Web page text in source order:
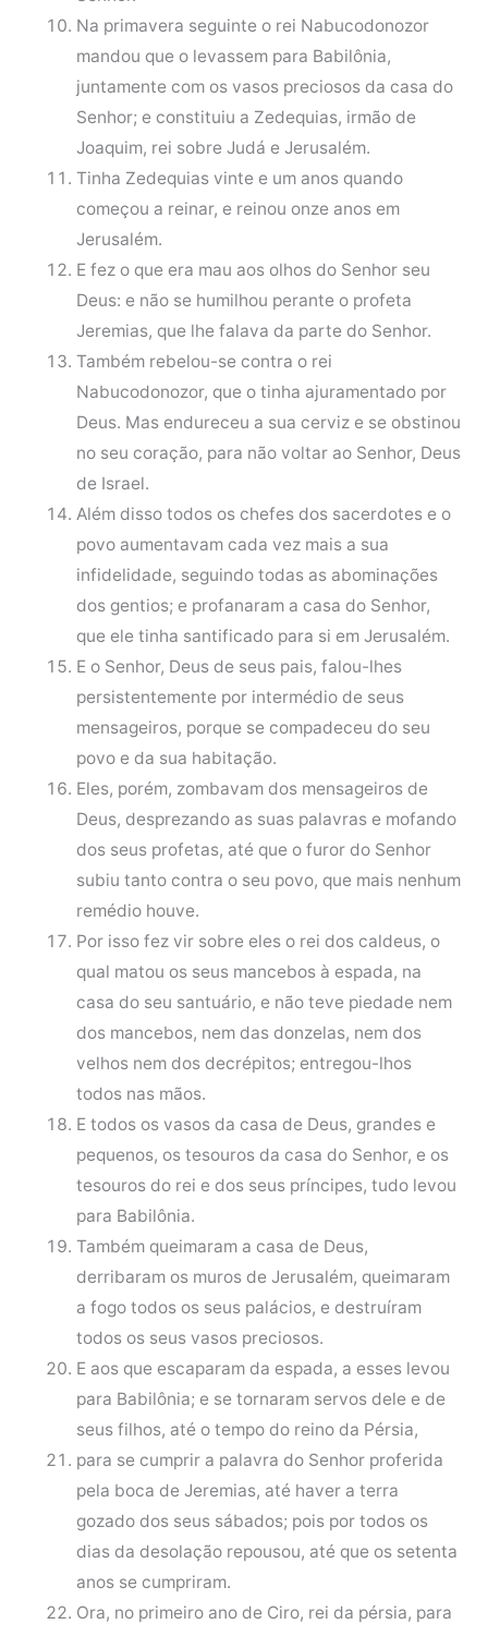
Na primavera seguinte o rei Nabucodonozor
mandou que o levassem para Babilônia,
juntamente com os vasos preciosos da casa do
Senhor; e constituiu a Zedequias, irmão de
Joaquim, rei sobre Judá e Jerusalém.
Tinha Zedequias vinte e um anos quando
começou a reinar, e reinou onze anos em
Jerusalém.
E fez o que era mau aos olhos do Senhor seu
Deus: e não se humilhou perante o profeta
Jeremias, que lhe falava da parte do Senhor.
Também rebelou-se contra o rei
Nabucodonozor, que o tinha ajuramentado por
Deus. Mas endureceu a sua cerviz e se obstinou
no seu coração, para não voltar ao Senhor, Deus
de Israel.
Além disso todos os chefes dos sacerdotes e o
povo aumentavam cada vez mais a sua
infidelidade, seguindo todas as abominações
dos gentios; e profanaram a casa do Senhor,
que ele tinha santificado para si em Jerusalém.
E o Senhor, Deus de seus pais, falou-lhes
persistentemente por intermédio de seus
mensageiros, porque se compadeceu do seu
povo e da sua habitação.
Eles, porém, zombavam dos mensageiros de
Deus, desprezando as suas palavras e mofando
dos seus profetas, até que o furor do Senhor
subiu tanto contra o seu povo, que mais nenhum
remédio houve.
Por isso fez vir sobre eles o rei dos caldeus, o
qual matou os seus mancebos à espada, na
casa do seu santuário, e não teve piedade nem
dos mancebos, nem das donzelas, nem dos
velhos nem dos decrépitos; entregou-lhos
todos nas mãos.
E todos os vasos da casa de Deus, grandes e
pequenos, os tesouros da casa do Senhor, e os
tesouros do rei e dos seus príncipes, tudo levou
para Babilônia.
Também queimaram a casa de Deus,
derribaram os muros de Jerusalém, queimaram
a fogo todos os seus palácios, e destruíram
todos os seus vasos preciosos.
E aos que escaparam da espada, a esses levou
para Babilônia; e se tornaram servos dele e de
seus filhos, até o tempo do reino da Pérsia,
para se cumprir a palavra do Senhor proferida
pela boca de Jeremias, até haver a terra
gozado dos seus sábados; pois por todos os
dias da desolação repousou, até que os setenta
anos se cumpriram.
Ora, no primeiro ano de Ciro, rei da pérsia, para